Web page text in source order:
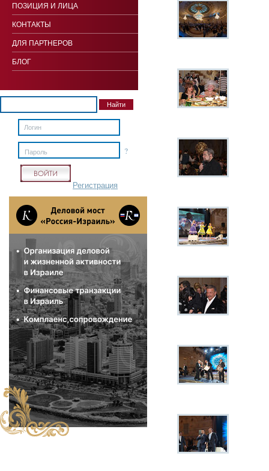
ПОЗИЦИЯ И ЛИЦА
КОНТАКТЫ
ДЛЯ ПАРТНЕРОВ
БЛОГ
?
Пароль
Регистрация